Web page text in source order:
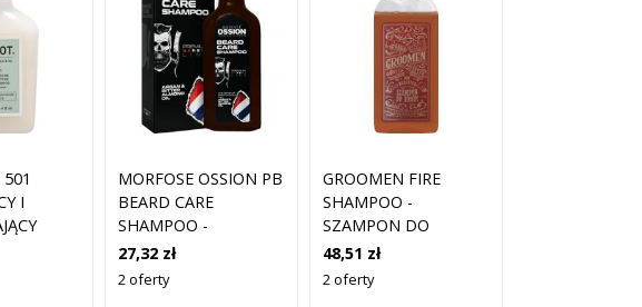
I
BRODY
MORFOSE OSSION PB
BEARD CARE
SHAMPOO -
SZAMPON DO
BRODY, 100ML
27,32 zł
2 oferty
GROOMEN FIRE
SHAMPOO -
SZAMPON DO
PIELĘGNACJI BRODY,
150ML
48,51 zł
2 oferty